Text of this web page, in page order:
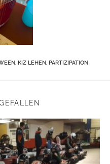
, KIZ LEHEN, PARTIZIPATION